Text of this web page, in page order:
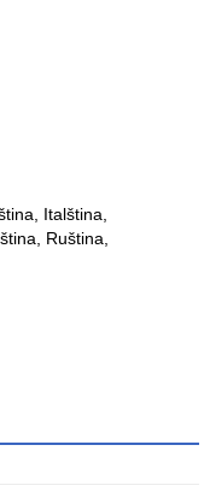
, Italština,
, Ruština,